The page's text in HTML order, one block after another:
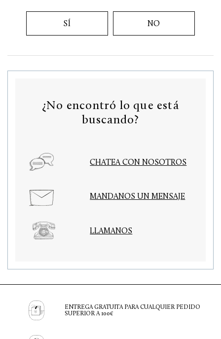
SÍ NO
¿No encontró lo que está
buscando?
CHATEA CON NOSOTROS
MANDANOS UN MENSAJE
LLAMANOS
ENTREGA GRATUITA PARA CUALQUIER PEDIDO
SUPERIOR A 100€